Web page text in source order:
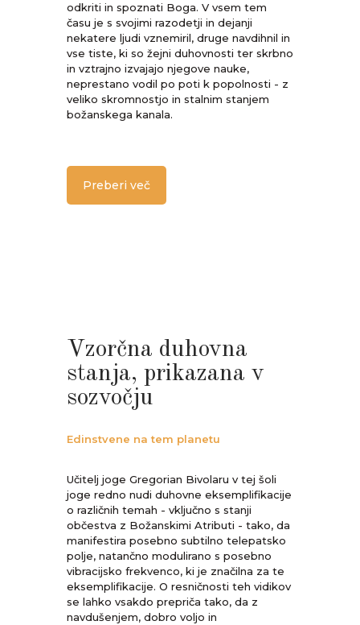
odkriti in spoznati Boga. V vsem tem
času je s svojimi razodetji in dejanji
nekatere ljudi vznemiril, druge navdihnil in
vse tiste, ki so žejni duhovnosti ter skrbno
in vztrajno izvajajo njegove nauke,
neprestano vodil po poti k popolnosti - z
veliko skromnostjo in stalnim stanjem
božanskega kanala.
Preberi več
Vzorčna duhovna
stanja, prikazana v
sozvočju
Edinstvene na tem planetu
Učitelj joge Gregorian Bivolaru v tej šoli
joge redno nudi duhovne eksemplifikacije
o različnih temah - vključno s stanji
občestva z Božanskimi Atributi - tako, da
manifestira posebno subtilno telepatsko
polje, natančno modulirano s posebno
vibracijsko frekvenco, ki je značilna za te
eksemplifikacije. O resničnosti teh vidikov
se lahko vsakdo prepriča tako, da z
navdušenjem, dobro voljo in